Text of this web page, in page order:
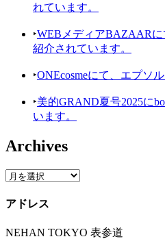
れています。
‣WEBメディアBAZAAR
紹介されています。
‣ONEcosmeにて、エプソ
‣美的GRAND夏号2025に
います。
Archives
アドレス
NEHAN TOKYO 表参道